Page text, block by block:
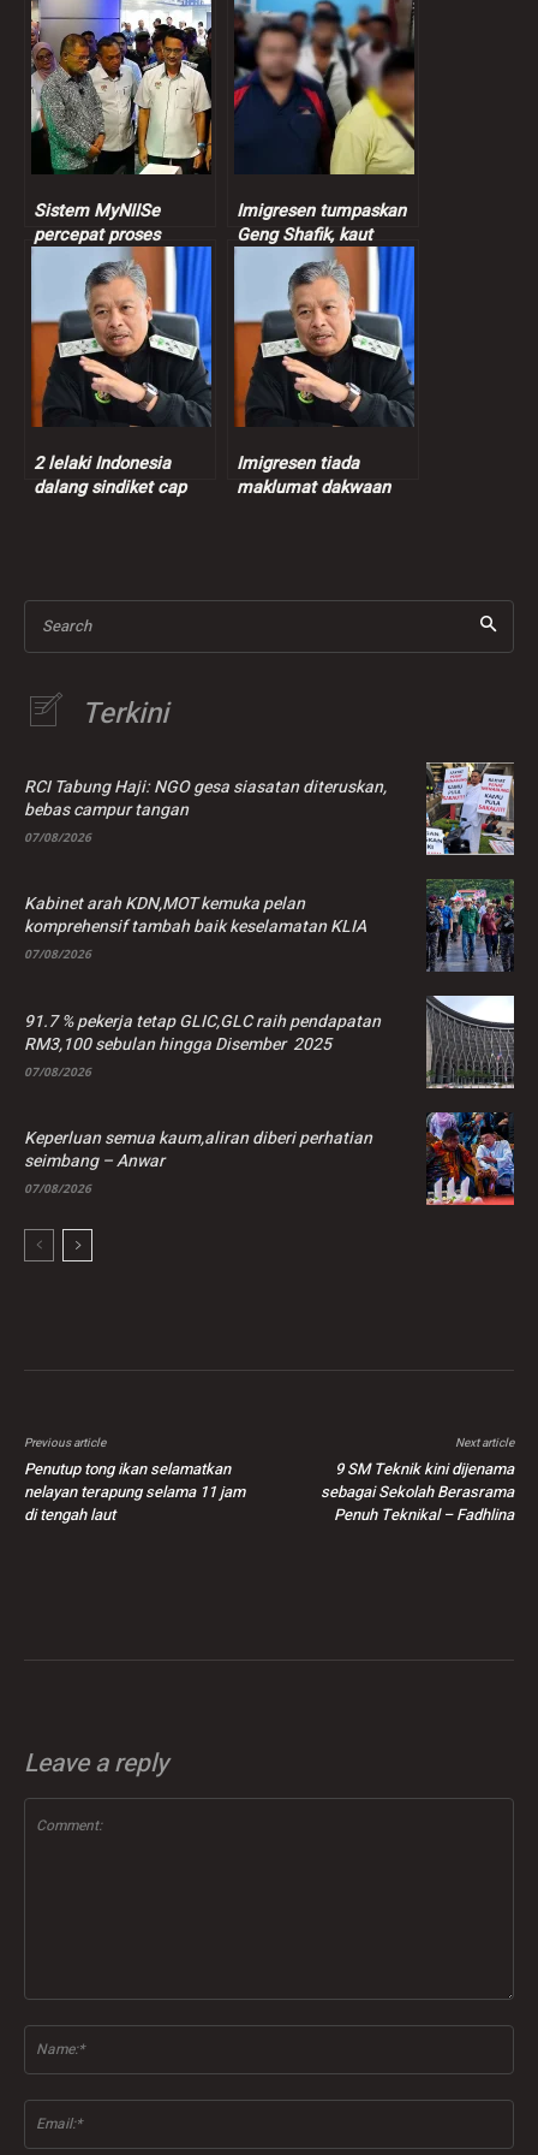
Sistem MyNIISe
percepat proses
imigresen kepada
empat saat September
Imigresen tumpaskan
Geng Shafik, kaut
untung seludup migran
RM15,000 seorang
2 lelaki Indonesia
dalang sindiket cap
Imigresen tiada
maklumat dakwaan
Search
Terkini
RCI Tabung Haji: NGO gesa siasatan diteruskan,
bebas campur tangan
07/08/2026
Kabinet arah KDN,MOT kemuka pelan
komprehensif tambah baik keselamatan KLIA
07/08/2026
91.7 % pekerja tetap GLIC,GLC raih pendapatan
RM3,100 sebulan hingga Disember 2025
07/08/2026
Keperluan semua kaum,aliran diberi perhatian
seimbang – Anwar
07/08/2026
Previous article
Penutup tong ikan selamatkan
nelayan terapung selama 11 jam
di tengah laut
Next article
9 SM Teknik kini dijenama
sebagai Sekolah Berasrama
Penuh Teknikal – Fadhlina
Leave a reply